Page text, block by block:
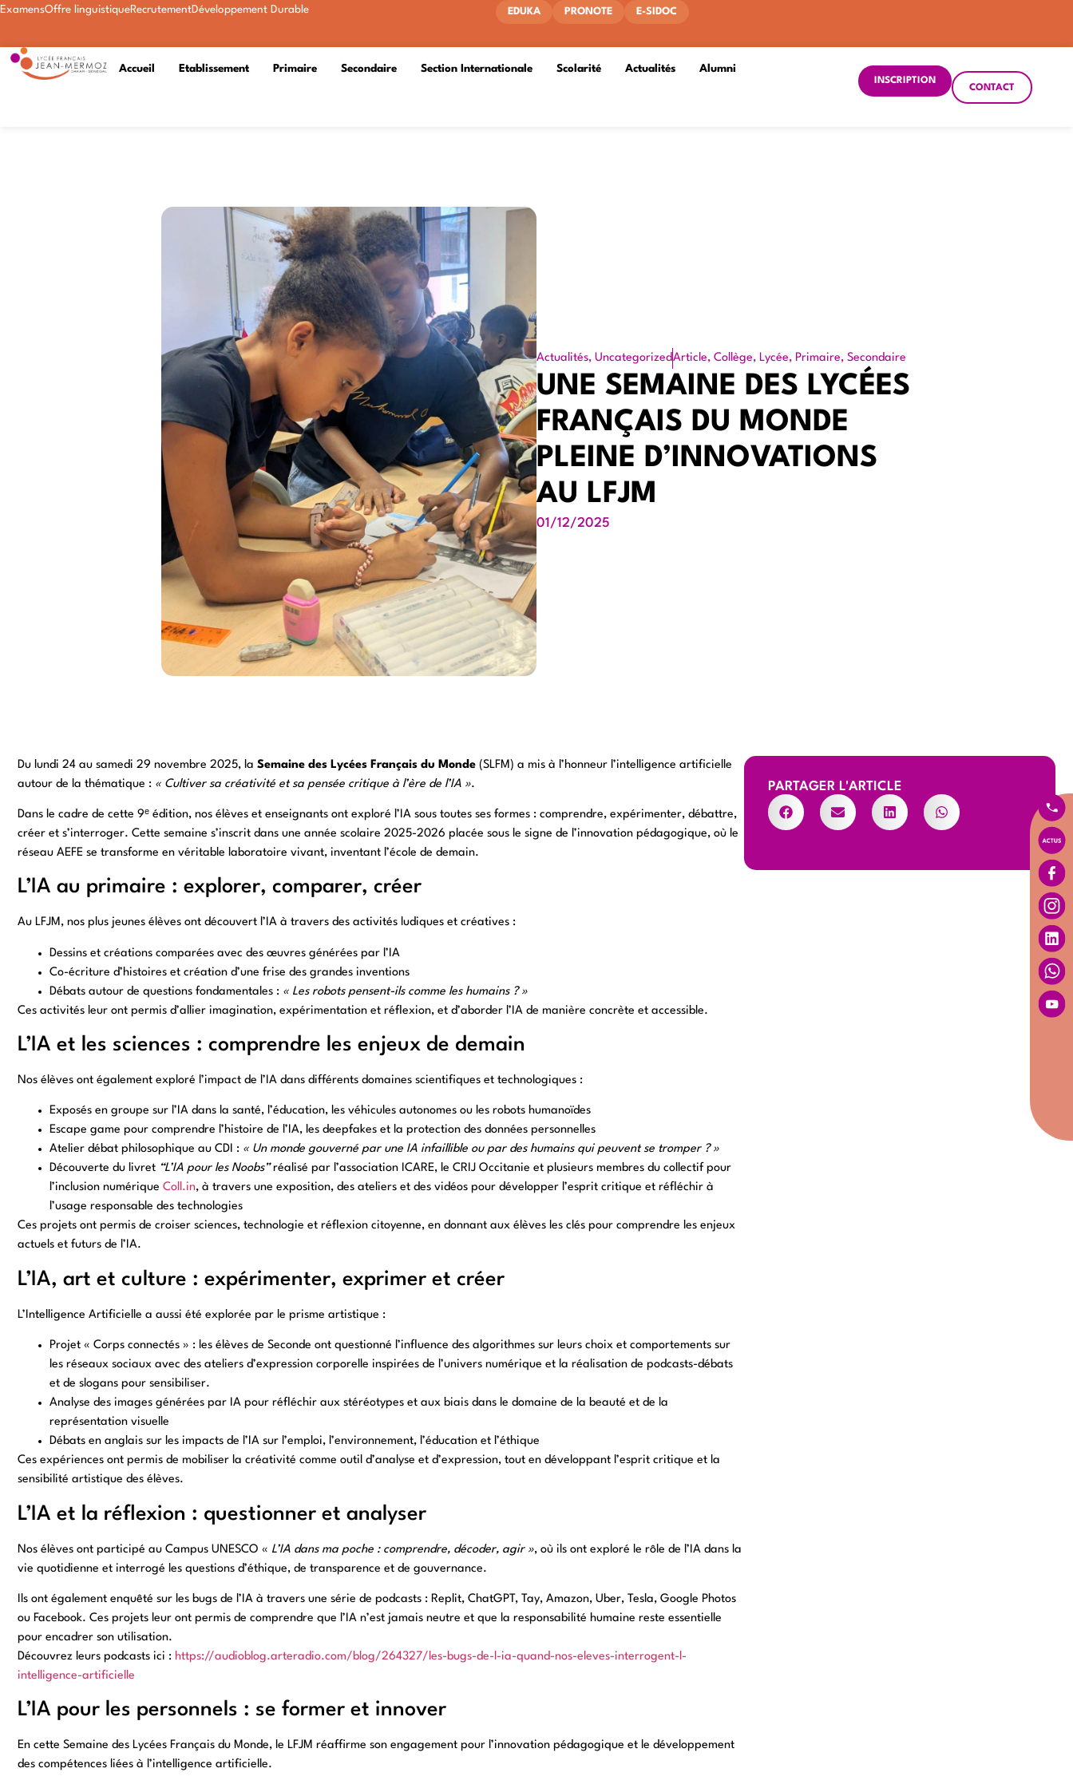
ExamensOffre linguistiqueRecrutementDéveloppement Durable EDUKA PRONOTE E-SIDOC
Accueil Etablissement Primaire Secondaire Section Internationale Scolarité Actualités Alumni
INSCRIPTION
CONTACT
Actualités, UncategorizedArticle, Collège, Lycée, Primaire, Secondaire
UNE SEMAINE DES LYCÉES
FRANÇAIS DU MONDE
PLEINE D’INNOVATIONS
AU LFJM
01/12/2025
Du lundi 24 au samedi 29 novembre 2025, la Semaine des Lycées Français du Monde(SLFM) a mis à l’honneur l’intelligence artificielle
autour de la thématique : « Cultiver sa créativité et sa pensée critique à l’ère de l’IA ».
Dans le cadre de cette 9ᵉ édition, nos élèves et enseignants ont exploré l’IA sous toutes ses formes : comprendre, expérimenter, débattre,
créer et s’interroger. Cette semaine s’inscrit dans une année scolaire 2025-2026 placée sous le signe de l’innovation pédagogique, où le
réseau AEFE se transforme en véritable laboratoire vivant, inventant l’école de demain.
L’IA au primaire : explorer, comparer, créer
Au LFJM, nos plus jeunes élèves ont découvert l’IA à travers des activités ludiques et créatives :
Dessins et créations comparées avec des œuvres générées par l’IA
Co-écriture d’histoires et création d’une frise des grandes inventions
Débats autour de questions fondamentales : « Les robots pensent-ils comme les humains ? »
Ces activités leur ont permis d’allier imagination, expérimentation et réflexion, et d’aborder l’IA de manière concrète et accessible.
L’IA et les sciences : comprendre les enjeux de demain
Nos élèves ont également exploré l’impact de l’IA dans différents domaines scientifiques et technologiques :
Exposés en groupe sur l’IA dans la santé, l’éducation, les véhicules autonomes ou les robots humanoïdes
Escape game pour comprendre l’histoire de l’IA, les deepfakes et la protection des données personnelles
Atelier débat philosophique au CDI : « Un monde gouverné par une IA infaillible ou par des humains qui peuvent se tromper ? »
Découverte du livret “L’IA pour les Noobs”réalisé par l’association ICARE, le CRIJ Occitanie et plusieurs membres du collectif pour
l’inclusion numérique Coll.in, à travers une exposition, des ateliers et des vidéos pour développer l’esprit critique et réfléchir à
l’usage responsable des technologies
Ces projets ont permis de croiser sciences, technologie et réflexion citoyenne, en donnant aux élèves les clés pour comprendre les enjeux
actuels et futurs de l’IA.
L’IA, art et culture : expérimenter, exprimer et créer
L’Intelligence Artificielle a aussi été explorée par le prisme artistique :
Projet « Corps connectés » : les élèves de Seconde ont questionné l’influence des algorithmes sur leurs choix et comportements sur
les réseaux sociaux avec des ateliers d’expression corporelle inspirées de l’univers numérique et la réalisation de podcasts-débats
et de slogans pour sensibiliser.
Analyse des images générées par IA pour réfléchir aux stéréotypes et aux biais dans le domaine de la beauté et de la
représentation visuelle
Débats en anglais sur les impacts de l’IA sur l’emploi, l’environnement, l’éducation et l’éthique
Ces expériences ont permis de mobiliser la créativité comme outil d’analyse et d’expression, tout en développant l’esprit critique et la
sensibilité artistique des élèves.
L’IA et la réflexion : questionner et analyser
Nos élèves ont participé au Campus UNESCO « L’IA dans ma poche : comprendre, décoder, agir », où ils ont exploré le rôle de l’IA dans la
vie quotidienne et interrogé les questions d’éthique, de transparence et de gouvernance.
Ils ont également enquêté sur les bugs de l’IA à travers une série de podcasts : Replit, ChatGPT, Tay, Amazon, Uber, Tesla, Google Photos
ou Facebook. Ces projets leur ont permis de comprendre que l’IA n’est jamais neutre et que la responsabilité humaine reste essentielle
pour encadrer son utilisation.
Découvrez leurs podcasts ici : https://audioblog.arteradio.com/blog/264327/les-bugs-de-l-ia-quand-nos-eleves-interrogent-l-
intelligence-artificielle
L’IA pour les personnels : se former et innover
En cette Semaine des Lycées Français du Monde, le LFJM réaffirme son engagement pour l’innovation pédagogique et le développement
des compétences liées à l’intelligence artificielle.
PARTAGER L'ARTICLE